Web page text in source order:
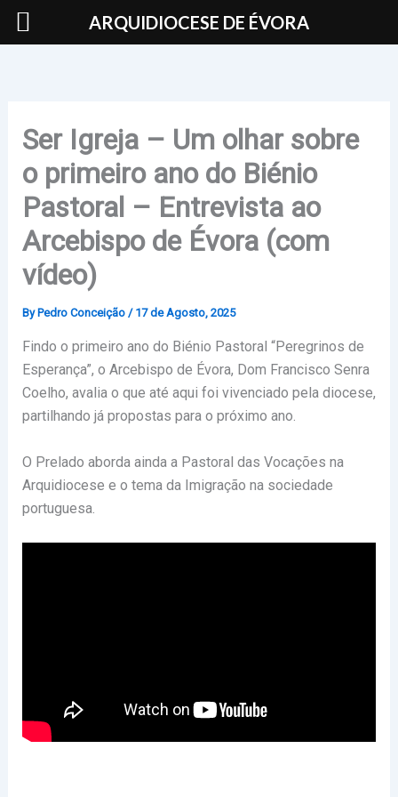
Skip
Ser Igreja – Um olhar sobre
o primeiro ano do Biénio
Pastoral – Entrevista ao
Arcebispo de Évora (com
vídeo)
By Pedro Conceição / 17 de Agosto, 2025
Findo o primeiro ano do Biénio Pastoral “Peregrinos de
Esperança”, o Arcebispo de Évora, Dom Francisco Senra
Coelho, avalia o que até aqui foi vivenciado pela diocese,
partilhando já propostas para o próximo ano.
O Prelado aborda ainda a Pastoral das Vocações na
Arquidiocese e o tema da Imigração na sociedade
portuguesa.
ARQUIDIOCESE DE ÉVORA